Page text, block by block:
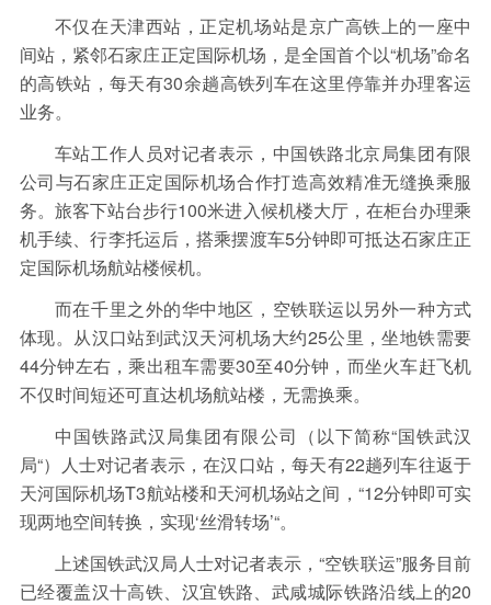
不仅在天津西站，正定机场站是京广高铁上的一座中
间站，紧邻石家庄正定国际机场，是全国首个以“机场”命名
的高铁站，每天有30余趟高铁列车在这里停靠并办理客运
业务。
车站工作人员对记者表示，中国铁路北京局集团有限
公司与石家庄正定国际机场合作打造高效精准无缝换乘服
务。旅客下站台步行100米进入候机楼大厅，在柜台办理乘
机手续、行李托运后，搭乘摆渡车5分钟即可抵达石家庄正
定国际机场航站楼候机。
而在千里之外的华中地区，空铁联运以另外一种方式
体现。从汉口站到武汉天河机场大约25公里，坐地铁需要
44分钟左右，乘出租车需要30至40分钟，而坐火车赶飞机
不仅时间短还可直达机场航站楼，无需换乘。
中国铁路武汉局集团有限公司（以下简称“国铁武汉
局“）人士对记者表示，在汉口站，每天有22趟列车往返于
天河国际机场T3航站楼和天河机场站之间，“12分钟即可实
现两地空间转换，实现‘丝滑转场’“。
上述国铁武汉局人士对记者表示，“空铁联运”服务目前
已经覆盖汉十高铁、汉宜铁路、武咸城际铁路沿线上的20